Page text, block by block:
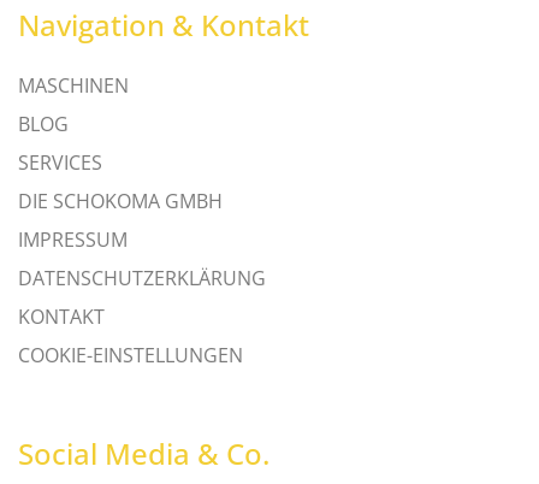
Navigation & Kontakt
MASCHINEN
BLOG
SERVICES
DIE SCHOKOMA GMBH
IMPRESSUM
DATENSCHUTZERKLÄRUNG
KONTAKT
COOKIE-EINSTELLUNGEN
Social Media & Co.